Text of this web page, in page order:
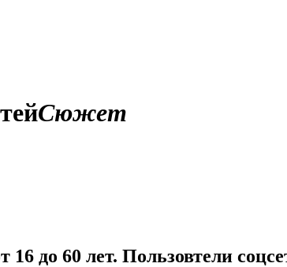
Сюжет
до 60 лет. Пользовтели